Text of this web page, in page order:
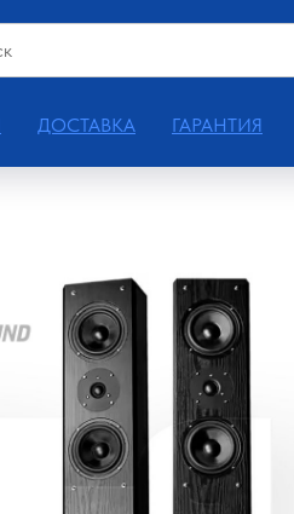
ДОСТАВКА ГАРАНТИЯ